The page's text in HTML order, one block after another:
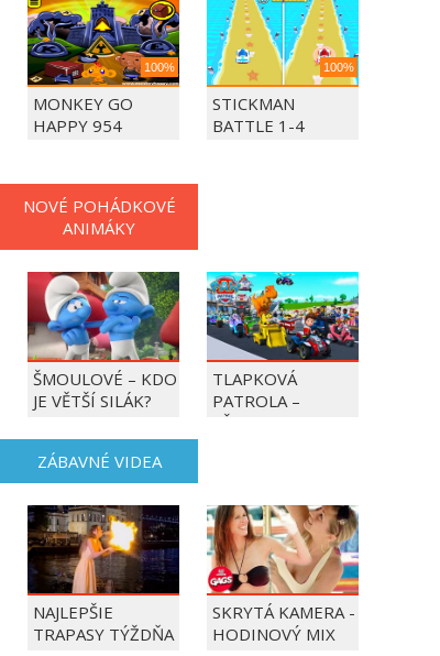
100%
MONKEY GO
HAPPY 954
100%
STICKMAN
BATTLE 1-4
NOVÉ POHÁDKOVÉ
ANIMÁKY
ŠMOULOVÉ – KDO
JE VĚTŠÍ SILÁK?
TLAPKOVÁ
PATROLA –
VŠECHNY TLAPKY
ZÁBAVNÉ VIDEA
NAJLEPŠIE
TRAPASY TÝŽDŇA
SKRYTÁ KAMERA -
HODINOVÝ MIX